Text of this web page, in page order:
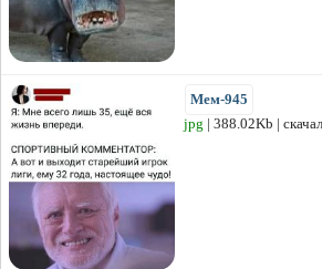
Мем-945
jpg | 388.02Kb |